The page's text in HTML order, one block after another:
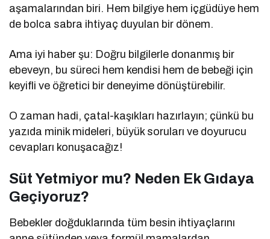
aşamalarından biri. Hem bilgiye hem içgüdüye hem
de bolca sabra ihtiyaç duyulan bir dönem.
Ama iyi haber şu: Doğru bilgilerle donanmış bir
ebeveyn, bu süreci hem kendisi hem de bebeği için
keyifli ve öğretici bir deneyime dönüştürebilir.
O zaman hadi, çatal-kaşıkları hazırlayın; çünkü bu
yazıda minik mideleri, büyük soruları ve doyurucu
cevapları konuşacağız!
Süt Yetmiyor mu? Neden Ek Gıdaya
Geçiyoruz?
Bebekler doğduklarında tüm besin ihtiyaçlarını